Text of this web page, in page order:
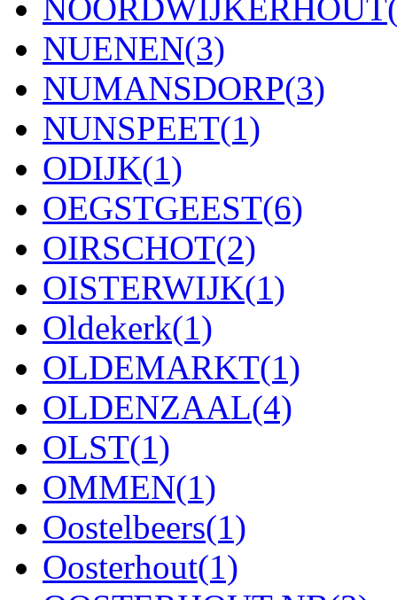
NOORDWIJKERHOUT
NUENEN(3)
NUMANSDORP(3)
NUNSPEET(1)
ODIJK(1)
OEGSTGEEST(6)
OIRSCHOT(2)
OISTERWIJK(1)
Oldekerk(1)
OLDEMARKT(1)
OLDENZAAL(4)
OLST(1)
OMMEN(1)
Oostelbeers(1)
Oosterhout(1)